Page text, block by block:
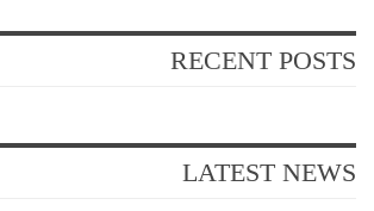
RECENT POSTS
LATEST NEWS